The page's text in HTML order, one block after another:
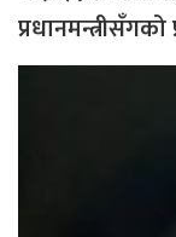
प्रधानमन्त्रीसँगको